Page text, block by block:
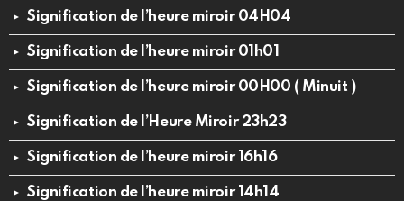
Signification de l’heure miroir 04H04
Signification de l’heure miroir 01h01
Signification de l’heure miroir 00H00 ( Minuit )
Signification de l’Heure Miroir 23h23
Signification de l’heure miroir 16h16
Signification de l’heure miroir 14h14